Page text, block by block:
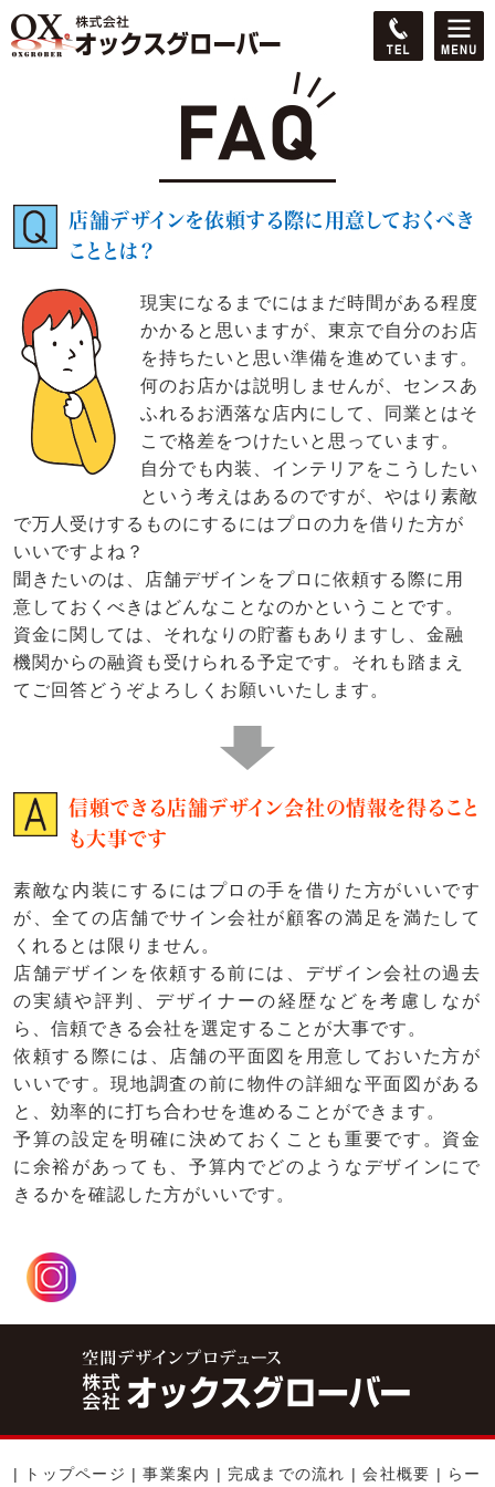
店舗デザインを依頼する際に用意しておくべき
こととは？
現実になるまでにはまだ時間がある程度
かかると思いますが、東京で自分のお店
を持ちたいと思い準備を進めています。
何のお店かは説明しませんが、センスあ
ふれるお洒落な店内にして、同業とはそ
こで格差をつけたいと思っています。
自分でも内装、インテリアをこうしたい
という考えはあるのですが、やはり素敵
で万人受けするものにするにはプロの力を借りた方が
いいですよね？
聞きたいのは、店舗デザインをプロに依頼する際に用
意しておくべきはどんなことなのかということです。
資金に関しては、それなりの貯蓄もありますし、金融
機関からの融資も受けられる予定です。それも踏まえ
てご回答どうぞよろしくお願いいたします。
信頼できる店舗デザイン会社の情報を得ること
も大事です
素敵な内装にするにはプロの手を借りた方がいいです
が、全ての店舗でサイン会社が顧客の満足を満たして
くれるとは限りません。
店舗デザインを依頼する前には、デザイン会社の過去
の実績や評判、デザイナーの経歴などを考慮しなが
ら、信頼できる会社を選定することが大事です。
依頼する際には、店舗の平面図を用意しておいた方が
いいです。現地調査の前に物件の詳細な平面図がある
と、効率的に打ち合わせを進めることができます。
予算の設定を明確に決めておくことも重要です。資金
に余裕があっても、予算内でどのようなデザインにで
きるかを確認した方がいいです。
| トップページ |事業案内 | 完成までの流れ |会社概要 | らー